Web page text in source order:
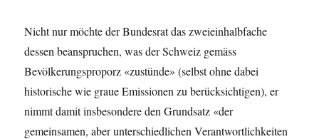
Nicht nur möchte der Bundesrat das zweieinhalbfache
dessen beanspruchen, was der Schweiz gemäss
Bevölkerungsproporz «zustünde» (selbst ohne dabei
historische wie graue Emissionen zu berücksichtigen), er
nimmt damit insbesondere den Grundsatz «der
gemeinsamen, aber unterschiedlichen Verantwortlichkeiten